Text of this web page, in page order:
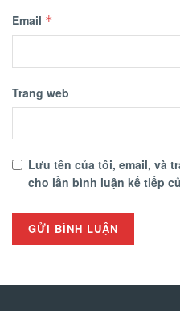
Email *
Trang web
Lưu tên của tôi, email, và
cho lần bình luận kế tiếp